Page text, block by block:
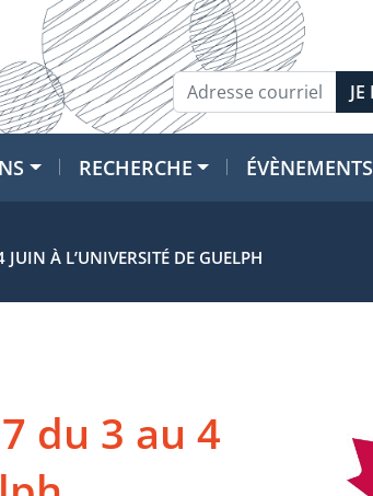
RECHERCHE ÉVÈNEMENTS
À L’UNIVERSITÉ DE GUELPH
du 3 au 4